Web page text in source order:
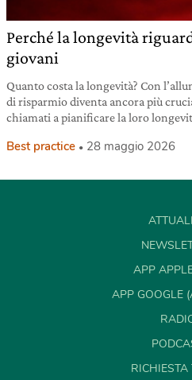
Perché la longevità
giovani
Quanto costa la longevità? Con
di risparmio diventa ancora più
chiamati a pianificare la loro
Best practice 28 maggio 2026
APP
APP GOOGLE
RICHIESTA